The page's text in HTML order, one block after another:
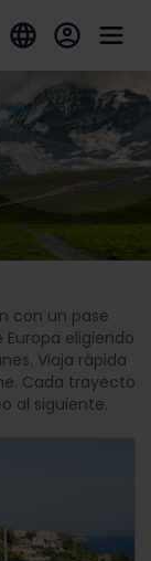
con un pase
eligiendo
Viaja rápida
Cada trayecto
al siguiente.